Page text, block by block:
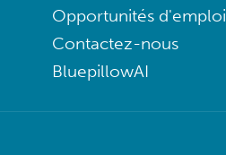
Opportunités d'emploi
Contactez-nous
BluepillowAI